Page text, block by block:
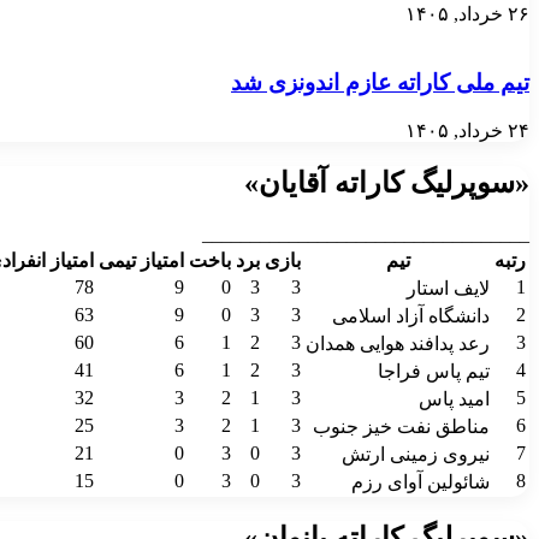
۲۶ خرداد, ۱۴۰۵
تیم ملی کاراته عازم اندونزی شد
۲۴ خرداد, ۱۴۰۵
«سوپرلیگ کاراته آقایان»
رتبه
تیم بازی برد باخت امتیاز تیمی امتیاز
1
لایف استار 3
3
0
9
78
2
دانشگاه آزاد اسلامی 3
3
0
9
63
3
رعد پدافند هوایی همدان 3
2
1
6
60
4
تیم پاس فراجا 3
2
1
6
41
5
امید پاس 3
1
2
3
32
6
مناطق نفت خیز جنوب 3
1
2
3
25
7
نیروی زمینی ارتش 3
0
3
0
21
8
شائولین آوای رزم 3
0
3
0
15